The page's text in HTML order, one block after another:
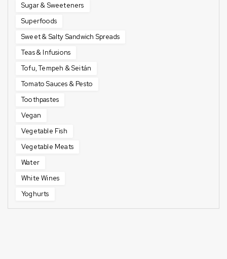
Sugar & Sweeteners
Superfoods
Sweet & Salty Sandwich Spreads
Teas & Infusions
Tofu, Tempeh & Seitán
Tomato Sauces & Pesto
Toothpastes
Vegan
Vegetable Fish
Vegetable Meats
Water
White Wines
Yoghurts